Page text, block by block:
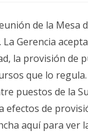
de la Mesa
Gerencia
la provisión de
que lo
puestos de la
efectos de
aquí para ver